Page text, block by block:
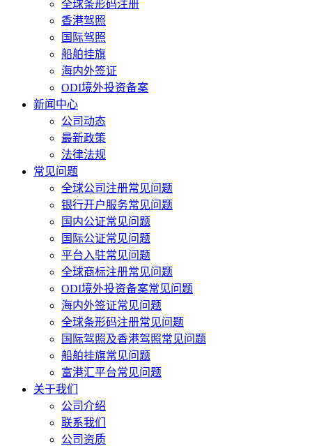
全球条形码注册
香港驾照
国际驾照
船舶挂旗
海内外签证
ODI境外投资备案
新闻中心
公司动态
最新政策
法律法规
常见问题
全球公司注册常见问题
银行开户服务常见问题
国内公证常见问题
国际公证常见问题
平台入驻常见问题
全球商标注册常见问题
ODI境外投资备案常见问题
海内外签证常见问题
全球条形码注册常见问题
国际驾照及香港驾照常见问题
船舶挂旗常见问题
富港汇平台常见问题
关于我们
公司介绍
联系我们
公司资质